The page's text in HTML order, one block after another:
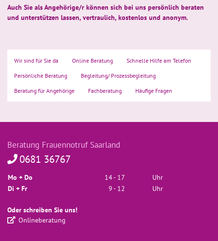
Auch Sie als Angehörige/r können sich bei uns persönlich beraten
und unterstützen lassen, vertraulich, kostenlos und anonym.
Wir sind für Sie da Online Beratung Schnelle Hilfe am Telefon
Persönliche Beratung Begleitung/ Prozessbegleitung
Beratung für Angehörige Fachberatung Häufige Fragen
Beratung Frauennotruf Saarland
0681 36767
Mo + Do 14- 17
Uhr
Di + Fr
9- 12 Uhr
Oder schreiben Sie uns!
Onlineberatung